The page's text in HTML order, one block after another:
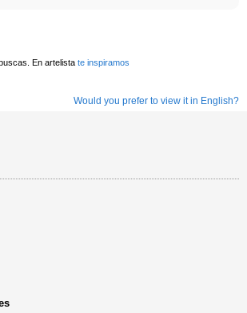
En artelista te inspiramos
Would you prefer to view it in English?